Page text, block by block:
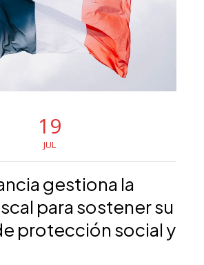
19
JUL
gestiona la
para sostener su
protección social y